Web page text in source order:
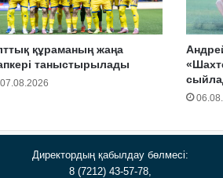
құраманың жаңа
таныстырылады
07.08.2026
Директордың қабылдау бөлмесі:
8 (7212) 43-57-78,